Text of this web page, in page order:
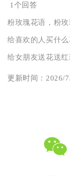
1个回答
粉玫瑰花语，粉玫
给喜欢的人买什么
给女朋友送花送
更新时间：2026/